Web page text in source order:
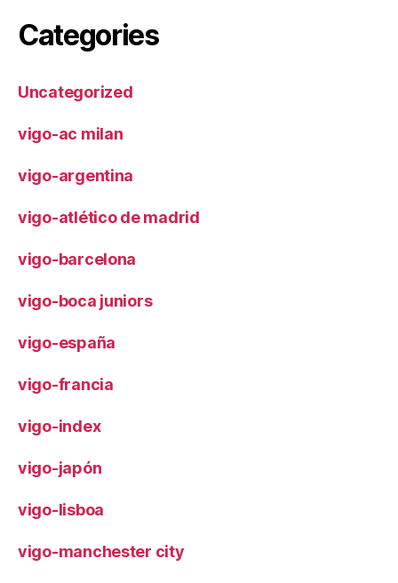
Categories
Uncategorized
vigo-ac milan
vigo-argentina
vigo-atlético de madrid
vigo-barcelona
vigo-boca juniors
vigo-españa
vigo-francia
vigo-index
vigo-japón
vigo-lisboa
vigo-manchester city